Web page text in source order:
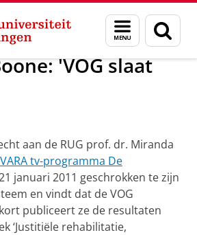
Menu
en
zoeken
Nieuws Nieuwsberichten
'VOG slaat
aan de RUG prof. dr. Miranda
VARA tv-programma De
januari 2011 geschrokken te zijn
en vindt dat de VOG
publiceert ze de resultaten
‘Justitiële rehabilitatie,